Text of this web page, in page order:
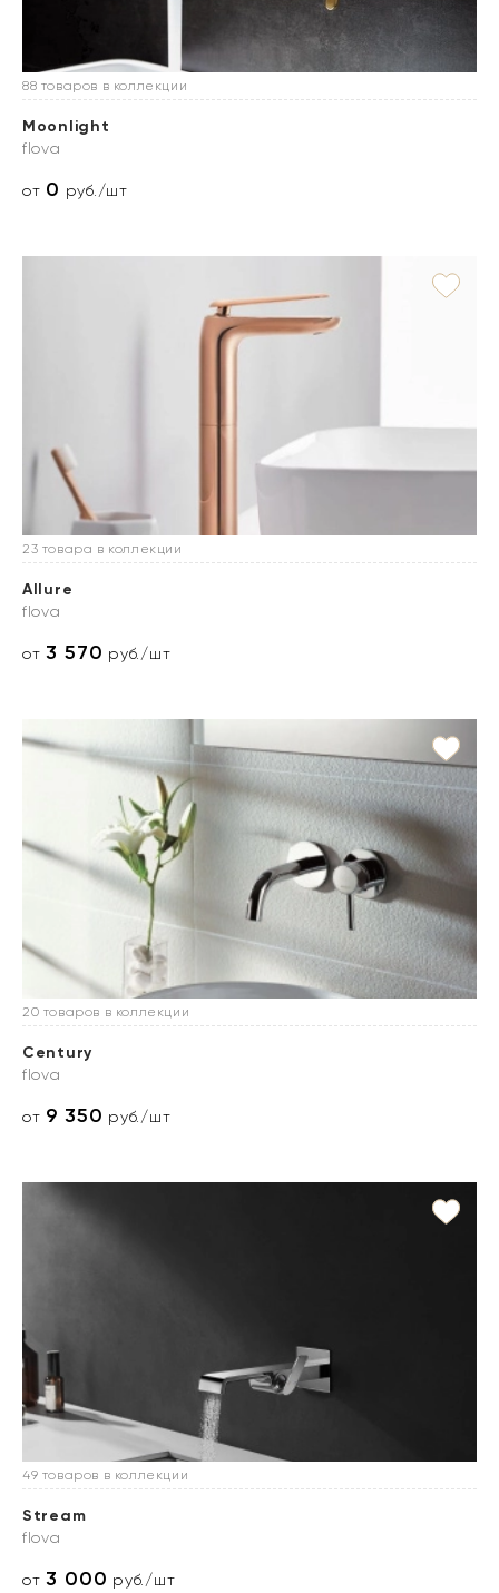
88 товаров в коллекции
Moonlight
flova
от 0 руб./шт
23 товара в коллекции
Allure
flova
от3 570 руб./шт
20 товаров в коллекции
Century
flova
от 9 350 руб./шт
49 товаров в коллекции
Stream
flova
от3 000 руб./шт